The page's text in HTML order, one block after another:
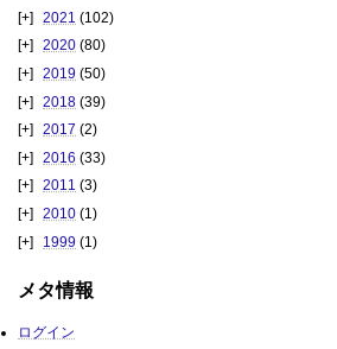
2021 (102)
2020 (80)
2019 (50)
2018 (39)
2017 (2)
2016 (33)
2011 (3)
2010 (1)
1999 (1)
メタ情報
ログイン